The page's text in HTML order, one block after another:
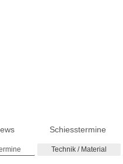
Schiesstermine
Technik / Material